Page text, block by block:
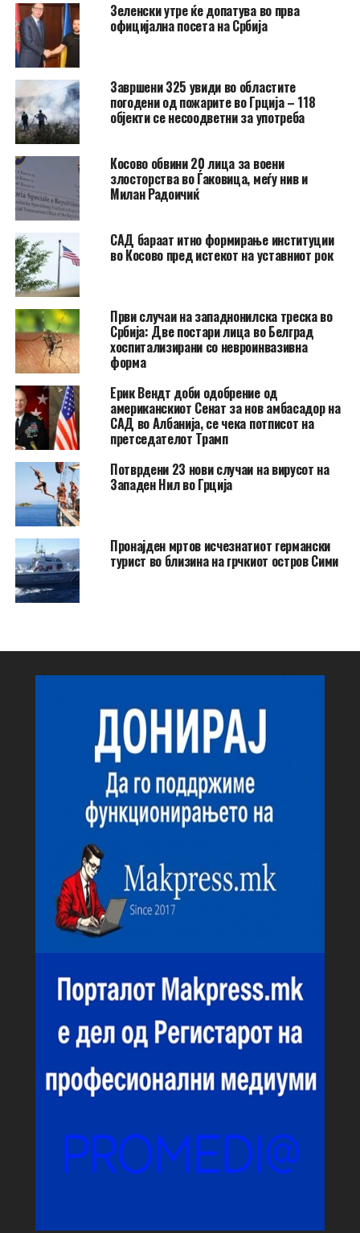
Зеленски утре ќе допатува во прва
официјална посета на Србија
Завршени 325 увиди во областите
погодени од пожарите во Грција – 118
објекти се несоодветни за употреба
Косово обвини 20 лица за воени
злосторства во Ѓаковица, меѓу нив и
Милан Радоичиќ
САД бараат итно формирање институции
во Косово пред истекот на уставниот рок
Први случаи на западнонилска треска во
Србија: Две постари лица во Белград
хоспитализирани со невроинвазивна
форма
Ерик Вендт доби одобрение од
американскиот Сенат за нов амбасадор на
САД во Албанија, се чека потписот на
претседателот Трамп
Потврдени 23 нови случаи на вирусот на
Западен Нил во Грција
Пронајден мртов исчезнатиот германски
турист во близина на грчкиот остров Сими